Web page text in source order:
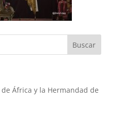
África y la Hermandad de